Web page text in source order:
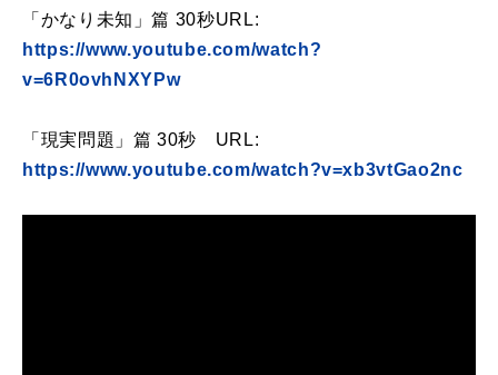
「かなり未知」篇 30秒URL:
https://www.youtube.com/watch?
v=6R0ovhNXYPw
「現実問題」篇 30秒 URL:
https://www.youtube.com/watch?v=xb3vtGao2nc